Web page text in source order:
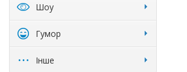
Шоу
Гумор
Інше